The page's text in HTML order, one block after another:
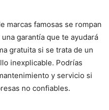
marcas famosas se rompan
garantía que te ayudará
gratuita si se trata de un
inexplicable. Podrías
y servicio si
no confiables.